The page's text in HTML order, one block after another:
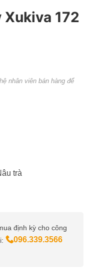
Xukiva 172
nhân viên bán hàng để
trà
định kỳ cho công
096.339.3566